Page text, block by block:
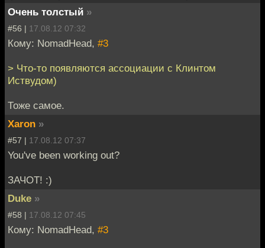
Очень толстый »
#56 | 17.08.12 07:32
Кому: NomadHead, #3
> Что-то появляются ассоциации с Клинтом
Иствудом)
Тоже самое.
Xaron »
#57 | 17.08.12 07:37
You've been working out?
ЗАЧОТ! :)
Duke »
#58 | 17.08.12 07:45
Кому: NomadHead, #3